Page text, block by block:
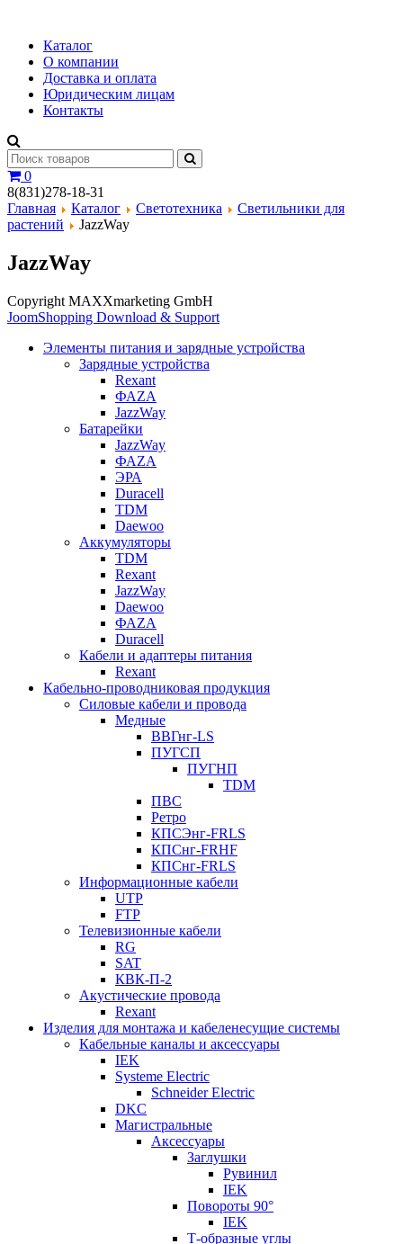
Каталог
О компании
Доставка и оплата
Юридическим лицам
Контакты
0
8(831)278-18-31
Главная
Каталог Светотехника
Светильники для
растений
JazzWay
JazzWay
Copyright MAXXmarketing GmbH
JoomShopping Download & Support
Элементы питания и зарядные устройства
Зарядные устройства
Rexant
ФАZА
JazzWay
Батарейки
JazzWay
ФАZА
ЭРА
Duracell
TDM
Daewoo
Аккумуляторы
TDM
Rexant
JazzWay
Daewoo
ФАZА
Duracell
Кабели и адаптеры питания
Rexant
Кабельно-проводниковая продукция
Силовые кабели и провода
Медные
ВВГнг-LS
ПУГСП
ПУГНП
TDM
ПВС
Ретро
КПСЭнг-FRLS
КПСнг-FRHF
КПСнг-FRLS
Информационные кабели
UTP
FTP
Телевизионные кабели
RG
SAT
КВК-П-2
Акустические провода
Rexant
Изделия для монтажа и кабеленесущие системы
Кабельные каналы и аксессуары
IEK
Systeme Electric
Schneider Electric
DKC
Магистральные
Аксессуары
Заглушки
Рувинил
IEK
Повороты 90°
IEK
Т-образные углы